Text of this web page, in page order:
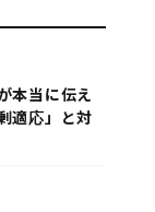
本当に伝え
適応」と対